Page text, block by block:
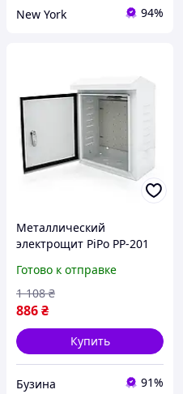
New York 94%
Металлический
электрощит PiPo PP-201
распределительных
систем buzyna
Готово к отправке
886₴
1 108 ₴
Купить
Бузина 91%